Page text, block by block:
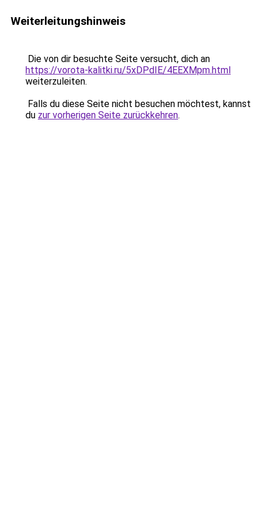
Weiterleitungshinweis
Die von dir besuchte Seite versucht, dich an
https://vorota-kalitki.ru/5xDPdIE/4EEXMpm.html
weiterzuleiten.
Falls du diese Seite nicht besuchen möchtest, kannst
du zur vorherigen Seite zurückkehren.